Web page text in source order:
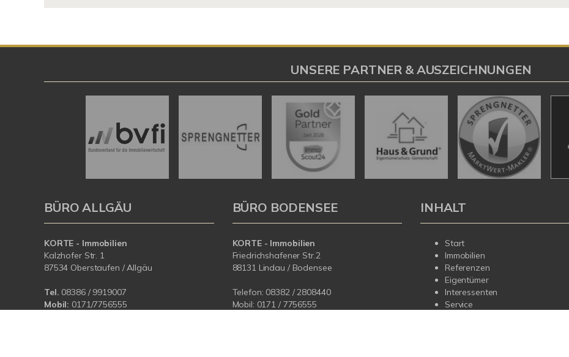
UNSERE PARTNER & AUSZEICHNUNGEN
BÜRO ALLGÄU
KORTE - Immobilien
Kalzhofer Str. 1
87534 Oberstaufen / Allgäu
Tel. 08386 / 9919007
Mobil: 0171/7756555
BÜRO BODENSEE
KORTE - Immobilien
Friedrichshafener Str.2
88131 Lindau / Bodensee
Telefon: 08382 / 2808440
Mobil: 0171 / 7756555
INHALT
Start
Immobilien
Referenzen
Eigentümer
Interessenten
Service